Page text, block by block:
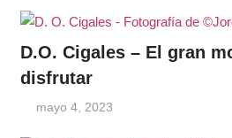
D.O. Cigales – El gran
disfrutar
mayo 4, 2023